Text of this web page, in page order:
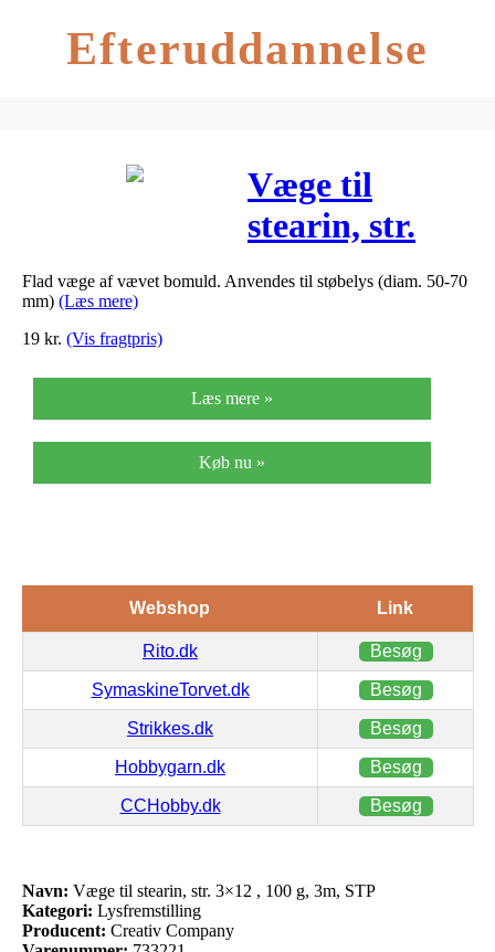
Efteruddannelse
Væge til
stearin, str.
3×12 , 100 g,
Flad væge af vævet bomuld. Anvendes til støbelys (diam. 50-70
mm) (Læs mere)
19 kr. (Vis fragtpris)
Læs mere »
Køb nu »
Webshop Link
Rito.dk Besøg
SymaskineTorvet.dk Besøg
Strikkes.dk Besøg
Hobbygarn.dk Besøg
CCHobby.dk Besøg
Navn: Væge til stearin, str. 3×12 , 100 g, 3m, STP
Kategori: Lysfremstilling
Producent: Creativ Company